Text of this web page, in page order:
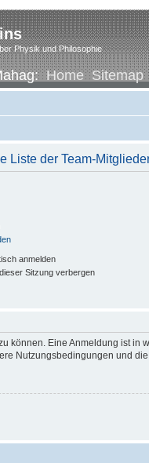
Physik und Philosophie
Home Sitemap
Liste der Team-
anmelden
Sitzung verbergen
können. Eine Anmeldung ist
Nutzungsbedingungen und